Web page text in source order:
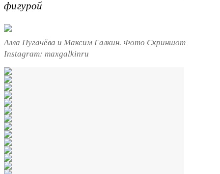
фигурой
Алла Пугачёва и Максим Галкин. Фото Скриншот
Instagram: maxgalkinru